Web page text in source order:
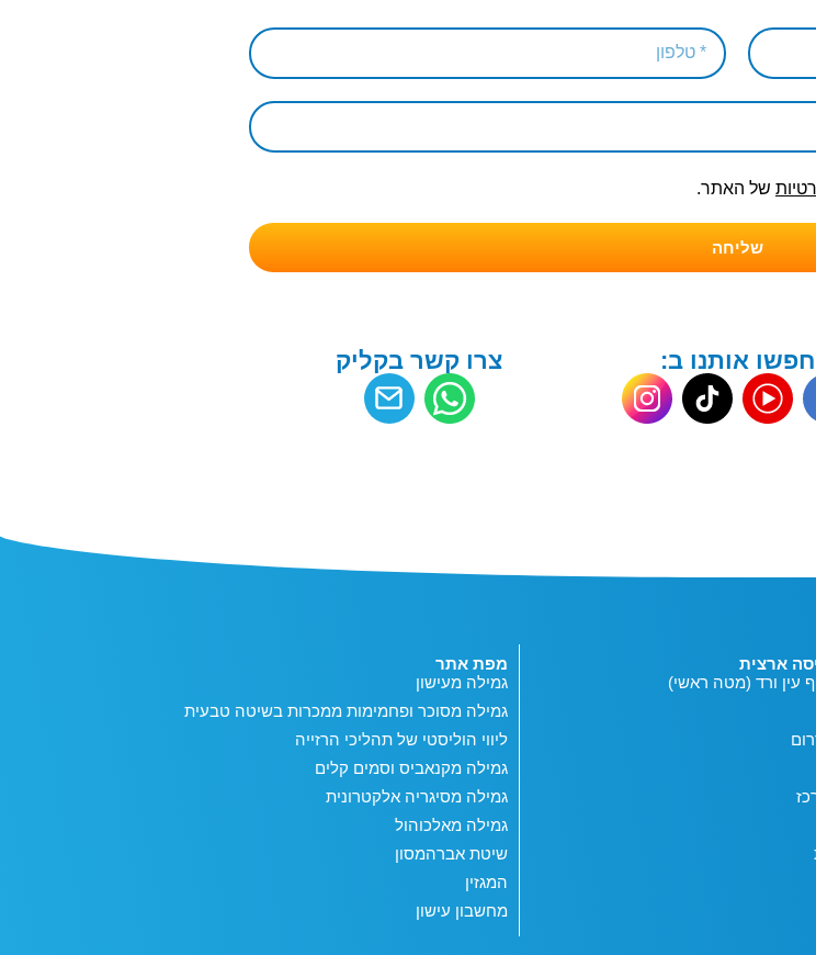
של האתר.
שליחה
חפשו אותנו ב: צרו קשר בקליק
ארצית
עין ורד (מטה ראשי)
מפת אתר
גמילה מעישון
גמילה מסוכר ופחמימות ממכרות בשיטה טבעית
ליווי הוליסטי של תהליכי הרזייה
גמילה מקנאביס וסמים קלים
גמילה מסיגריה אלקטרונית
גמילה מאלכוהול
שיטת אברהמסון
המגזין
מחשבון עישון